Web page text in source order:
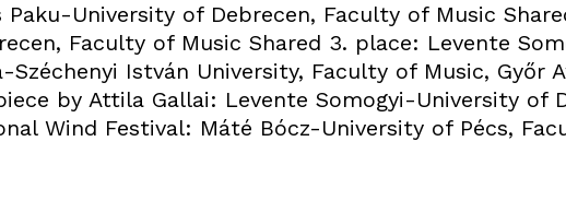
University of Debrecen, Faculty of Music
Faculty of Music Shared 3. place: Levente
István University, Faculty of Music, Győr
by Attila Gallai: Levente Somogyi-University of
Wind Festival: Máté Bócz-University of Pécs,